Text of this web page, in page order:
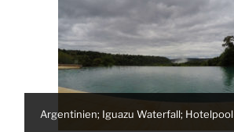
Argentinien; Iguazu Waterfall; Hotelpool